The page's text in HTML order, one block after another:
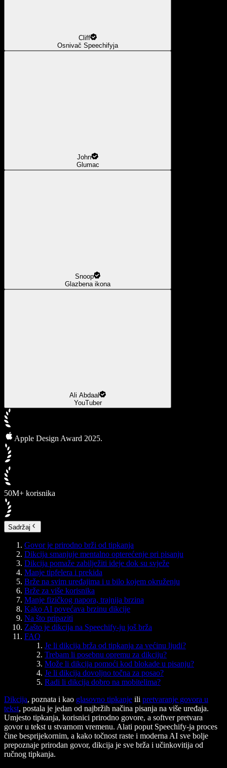
Cliff
Osnivač Speechifyja
John
Glumac
Snoop
Glazbena ikona
Ali Abdaal
YouTuber
Apple Design Award 2025.
50M+ korisnika
Sadržaj
Govor je prirodno brži od tipkanja
Dikcija smanjuje mentalno opterećenje pri pisanju
Dikcija pomaže zabilježiti ideje dok su svježe
Manje tipfelera i prekida
Brže na svim uređajima i u bilo kojem okruženju
Brže za više korisnika
Manje fizičkog napora, trajnija brzina
Kako AI povećava brzinu dikcije
Na što pripaziti
Zašto je dikcija na Speechify-ju još brža
FAQ
Je li dikcija brža od tipkanja za većinu ljudi?
Trebam li posebnu opremu za dikciju?
Može li dikcija pomoći kod blokade u pisanju?
Je li dikcija dovoljno točna za posao?
Radi li dikcija dobro na mobitelima?
Dikcija, poznata i kao glasovno tipkanje ili pretvaranje govora u
tekst, postala je jedan od najbržih načina pisanja na više uređaja.
Umjesto tipkanja, korisnici prirodno govore, a softver pretvara
govor u tekst u stvarnom vremenu. Alati poput Speechify-ja proces
čine besprijekornim, a kako točnost raste i moderna AI sve bolje
prepoznaje prirodan govor, dikcija je sve brža i učinkovitija od
ručnog tipkanja.